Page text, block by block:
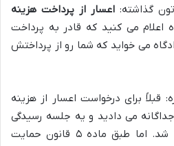
گذاشته:اعسار از پرداخت هزینه
اعلام می کنید که قادر به پرداخت
می خواید که شما رو از پرداختش
قبلاً برای درخواست اعسار از هزینه
می دادید و یه جلسه رسیدگی
جداگانه هم براش برگزار می شد. اما طبق ماده ۵ قانون حمایت